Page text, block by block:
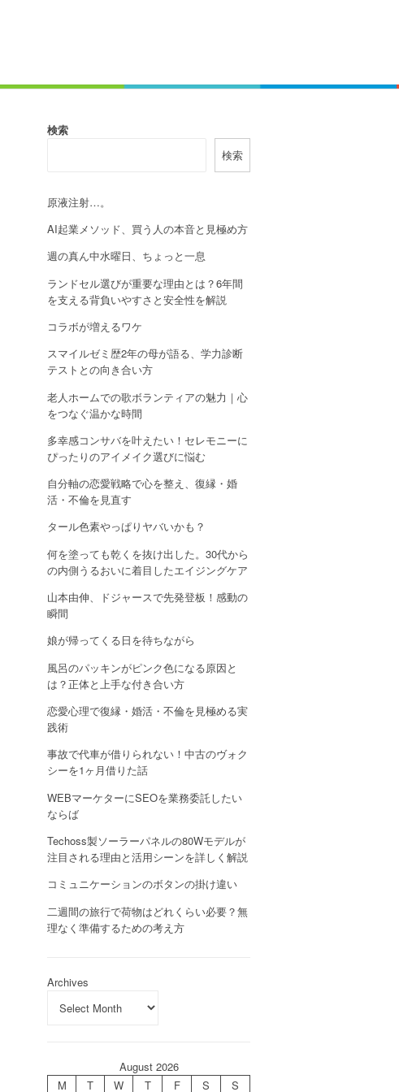
検索
検索
原液注射…。
AI起業メソッド、買う人の本音と見極め方
週の真ん中水曜日、ちょっと一息
ランドセル選びが重要な理由とは？6年間
を支える背負いやすさと安全性を解説
コラボが増えるワケ
スマイルゼミ歴2年の母が語る、学力診断
テストとの向き合い方
老人ホームでの歌ボランティアの魅力｜心
をつなぐ温かな時間
多幸感コンサバを叶えたい！セレモニーに
ぴったりのアイメイク選びに悩む
自分軸の恋愛戦略で心を整え、復縁・婚
活・不倫を見直す
タール色素やっぱりヤバいかも？
何を塗っても乾くを抜け出した。30代から
の内側うるおいに着目したエイジングケア
山本由伸、ドジャースで先発登板！感動の
瞬間
娘が帰ってくる日を待ちながら
風呂のパッキンがピンク色になる原因と
は？正体と上手な付き合い方
恋愛心理で復縁・婚活・不倫を見極める実
践術
事故で代車が借りられない！中古のヴォク
シーを1ヶ月借りた話
WEBマーケターにSEOを業務委託したい
ならば
Techoss製ソーラーパネルの80Wモデルが
注目される理由と活用シーンを詳しく解説
コミュニケーションのボタンの掛け違い
二週間の旅行で荷物はどれくらい必要？無
理なく準備するための考え方
Archives
August 2026
M
T W T F S S